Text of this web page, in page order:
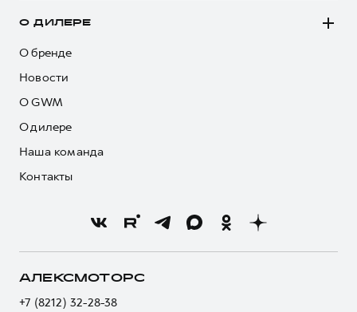
О ДИЛЕРЕ
О бренде
Новости
О GWM
О дилере
Наша команда
Контакты
АЛЕКСМОТОРС
+7 (8212) 32-28-38